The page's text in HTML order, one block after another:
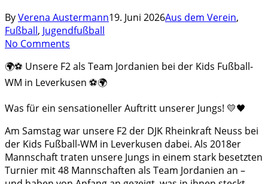
ByVerena Austermann19. Juni 2026Aus dem Verein,
Fußball, Jugendfußball
No Comments
🌍⚽ Unsere F2 als Team Jordanien bei der Kids Fußball-
WM in Leverkusen ⚽🌍
Was für ein sensationeller Auftritt unserer Jungs! 💛🖤
Am Samstag war unsere F2 der DJK Rheinkraft Neuss bei
der Kids Fußball-WM in Leverkusen dabei. Als 2018er
Mannschaft traten unsere Jungs in einem stark besetzten
Turnier mit 48 Mannschaften als Team Jordanien an –